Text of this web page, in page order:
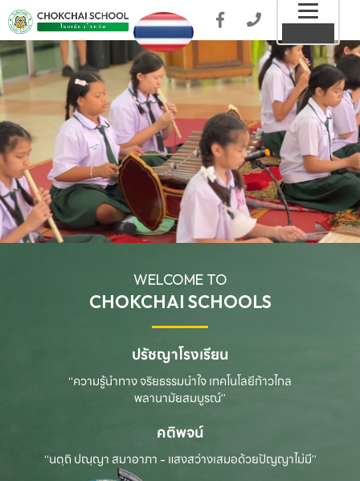
WELCOME TO
CHOKCHAI SCHOOLS
ปรัชญาโรงเรียน
“ความรู้นำทาง จริยธรรมนำใจ เทคโนโลยีก้าวไกล
พลานามัยสมบูรณ์”
คติพจน์
“นตฺถิ ปณฺญา สมาอาภา - แสงสว่างเสมอด้วยปัญญาไม่มี”